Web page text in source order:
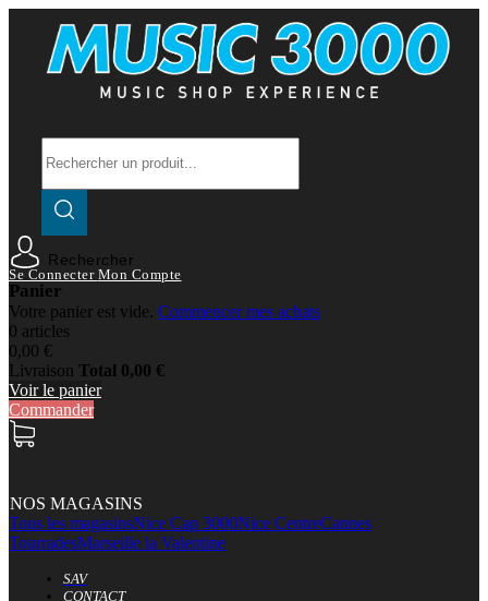
Rechercher
Se Connecter Mon Compte
Panier
Votre panier est vide. Commencer mes achats
0 articles
0,00 €
Livraison Total 0,00 €
Voir le panier
Commander
NOS MAGASINS
Tous les magasinsNice Cap 3000Nice CentreCannes
TourradesMarseille la Valentine
SAV
CONTACT